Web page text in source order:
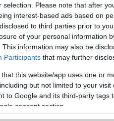
selection. Please note that after
interest-based ads based on
to third parties prior to
of your personal information
This information may also be
Participants that may further
that this website/app uses one or
but not limited to your
to Google and its third-party
consent section.
új antioxidáns indexet
az órafelület is: a kiszivárgott
(kis információs
minden modellre vonatkozik. Bár
a frissítést, a régebbi órák
lesz-e az utolsó nagy frissítés**,
döntés előtt áll: meddig
a jövőbeli okosórákat a